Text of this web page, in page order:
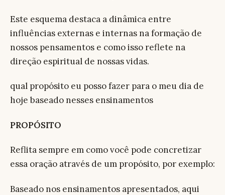
Este esquema destaca a dinâmica entre
influências externas e internas na formação de
nossos pensamentos e como isso reflete na
direção espiritual de nossas vidas.
qual propósito eu posso fazer para o meu dia de
hoje baseado nesses ensinamentos
PROPÓSITO
Reflita sempre em como você pode concretizar
essa oração através de um propósito, por exemplo:
Baseado nos ensinamentos apresentados, aqui